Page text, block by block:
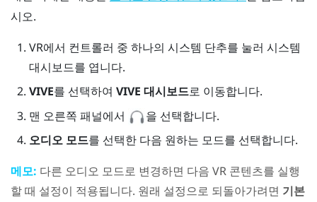
시오.
VR에서 컨트롤러 중 하나의 시스템 단추를 눌러 시스템
대시보드를 엽니다.
VIVE를 선택하여 VIVE 대시보드로 이동합니다.
맨 오른쪽 패널에서
을 선택합니다.
오디오 모드를 선택한 다음 원하는 모드를 선택합니다.
메모: 다른 오디오 모드로 변경하면 다음 VR 콘텐츠를 실행
할 때 설정이 적용됩니다. 원래 설정으로 되돌아가려면 기본